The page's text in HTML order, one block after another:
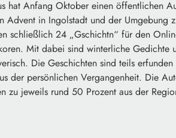
hat Anfang Oktober einen öffentlichen
Advent in Ingolstadt und der Umgebung
schließlich 24 „Gschichtn“ für den
Mit dabei sind winterliche Gedichte
Die Geschichten sind teils
der persönlichen Vergangenheit. Die
zu jeweils rund 50 Prozent aus der